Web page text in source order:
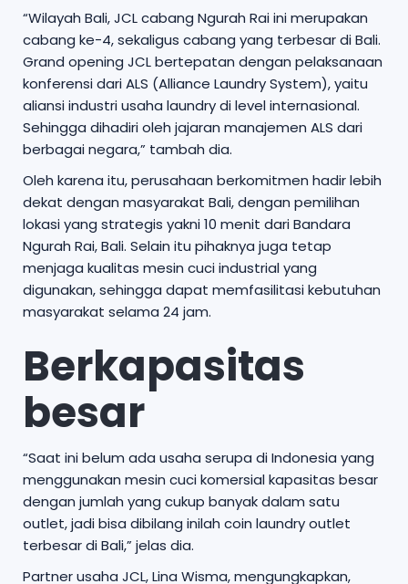
“Wilayah Bali, JCL cabang Ngurah Rai ini merupakan
cabang ke-4, sekaligus cabang yang terbesar di Bali.
Grand opening JCL bertepatan dengan pelaksanaan
konferensi dari ALS (Alliance Laundry System), yaitu
aliansi industri usaha laundry di level internasional.
Sehingga dihadiri oleh jajaran manajemen ALS dari
berbagai negara,” tambah dia.
Oleh karena itu, perusahaan berkomitmen hadir lebih
dekat dengan masyarakat Bali, dengan pemilihan
lokasi yang strategis yakni 10 menit dari Bandara
Ngurah Rai, Bali. Selain itu pihaknya juga tetap
menjaga kualitas mesin cuci industrial yang
digunakan, sehingga dapat memfasilitasi kebutuhan
masyarakat selama 24 jam.
Berkapasitas
besar
“Saat ini belum ada usaha serupa di Indonesia yang
menggunakan mesin cuci komersial kapasitas besar
dengan jumlah yang cukup banyak dalam satu
outlet, jadi bisa dibilang inilah coin laundry outlet
terbesar di Bali,” jelas dia.
Partner usaha JCL, Lina Wisma, mengungkapkan,